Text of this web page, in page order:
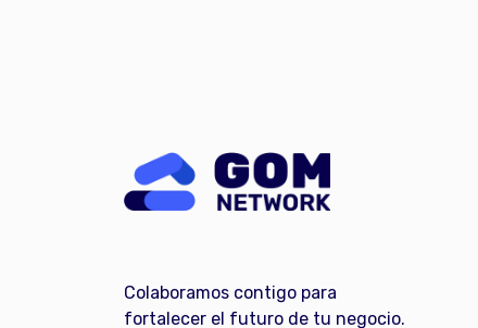
Colaboramos contigo para
fortalecer el futuro de tu negocio.